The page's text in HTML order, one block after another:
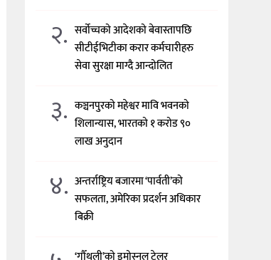
२. सर्वोच्चको आदेशको बेवास्तापछि
सीटीईभिटीका करार कर्मचारीहरु
सेवा सुरक्षा माग्दै आन्दोलित
३. कञ्चनपुरको महेश्वर मावि भवनको
शिलान्यास, भारतको १ करोड ९०
लाख अनुदान
४. अन्तर्राष्ट्रिय बजारमा ‘पार्वती’को
सफलता, अमेरिका प्रदर्शन अधिकार
बिक्री